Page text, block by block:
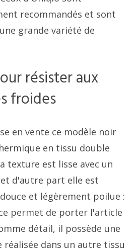
recommandés et sont
grande variété de
résister aux
froides
en vente ce modèle noir
en tissu double
texture est lisse avec un
d'autre part elle est
et légèrement poilue :
permet de porter l'article
détail, il possède une
dans un autre tissu